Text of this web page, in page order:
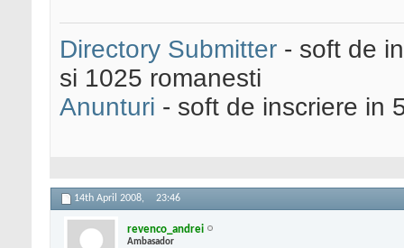
Directory Submitter - soft de
si 1025 romanesti
Anunturi - soft de inscriere in
14th April 2008, 23:46
revenco_andrei
Ambasador